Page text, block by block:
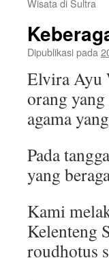
Wisata di Sultra
Dipublikasi pada
Elvira Ayu
orang
agama
Pada
yang
Kami
Kelenteng
roudhotus